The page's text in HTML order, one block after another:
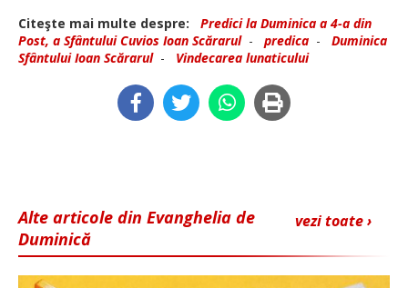
Citeşte mai multe despre:
Predici la Duminica a 4-a din
Post, a Sfântului Cuvios Ioan Scărarul- predica - Duminica
Sfântului Ioan Scărarul- Vindecarea lunaticului
vezi toate ›
Alte articole din Evanghelia de
Duminică